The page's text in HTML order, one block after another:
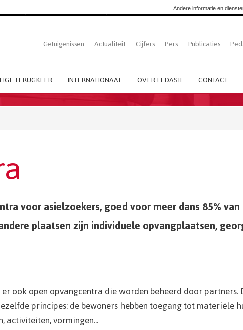
Andere informatie en
Top
Dutch
menu
Getuigenissen Actualiteit Cijfers Pers Publicaties
TERUGKEER INTERNATIONAAL OVER FEDASIL CONTACT
voor asielzoekers, goed voor meer dans 85%
plaatsen zijn individuele opvangplaatsen,
ook open opvangcentra die worden beheerd door partners.
principes: de bewoners hebben toegang tot materiële
activiteiten, vormingen...